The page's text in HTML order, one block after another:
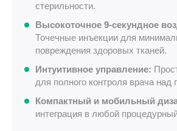
стерильности.
Высокоточное 9-секундное
Точечные инъекции для
повреждения здоровых тканей.
Интуитивное управление:
для полного контроля врача над
Компактный и мобильный
интеграция в любой